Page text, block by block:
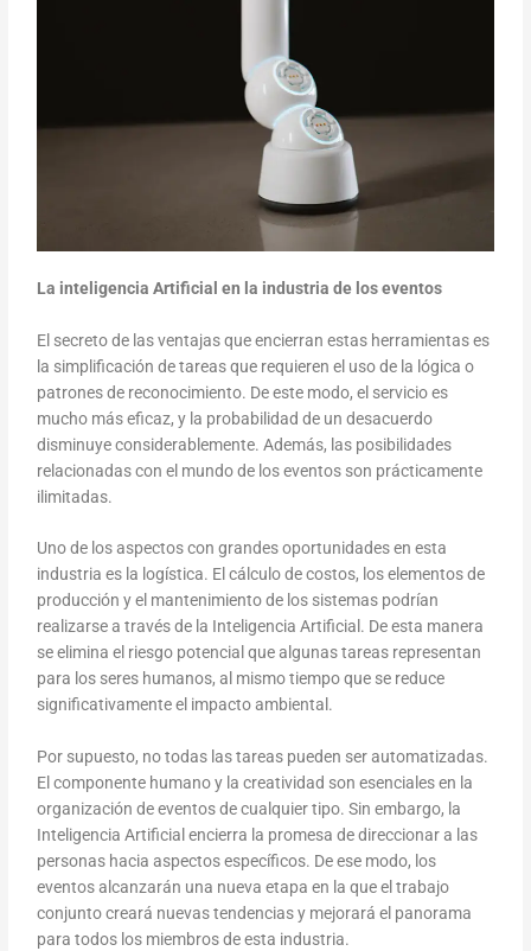
La inteligencia Artificial en la industria de los eventos
El secreto de las ventajas que encierran estas herramientas es
la simplificación de tareas que requieren el uso de la lógica o
patrones de reconocimiento. De este modo, el servicio es
mucho más eficaz, y la probabilidad de un desacuerdo
disminuye considerablemente. Además, las posibilidades
relacionadas con el mundo de los eventos son prácticamente
ilimitadas.
Uno de los aspectos con grandes oportunidades en esta
industria es la logística. El cálculo de costos, los elementos de
producción y el mantenimiento de los sistemas podrían
realizarse a través de la Inteligencia Artificial. De esta manera
se elimina el riesgo potencial que algunas tareas representan
para los seres humanos, al mismo tiempo que se reduce
significativamente el impacto ambiental.
Por supuesto, no todas las tareas pueden ser automatizadas.
El componente humano y la creatividad son esenciales en la
organización de eventos de cualquier tipo. Sin embargo, la
Inteligencia Artificial encierra la promesa de direccionar a las
personas hacia aspectos específicos. De ese modo, los
eventos alcanzarán una nueva etapa en la que el trabajo
conjunto creará nuevas tendencias y mejorará el panorama
para todos los miembros de esta industria.